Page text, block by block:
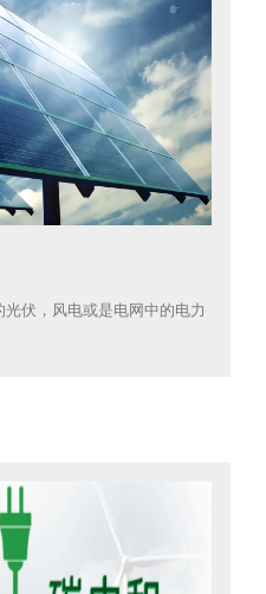
伏，风电或是电网中的电力